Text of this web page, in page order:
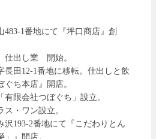
483-1番地にて『坪口商店』創
仕出し業 開始。
長田12-1番地に移転。仕出しと飲
ぐち本店』開店。
有限会社つぼぐち」設立。
ス・ワン設立。
沢193-2番地にて『こだわりとん
」』開店。